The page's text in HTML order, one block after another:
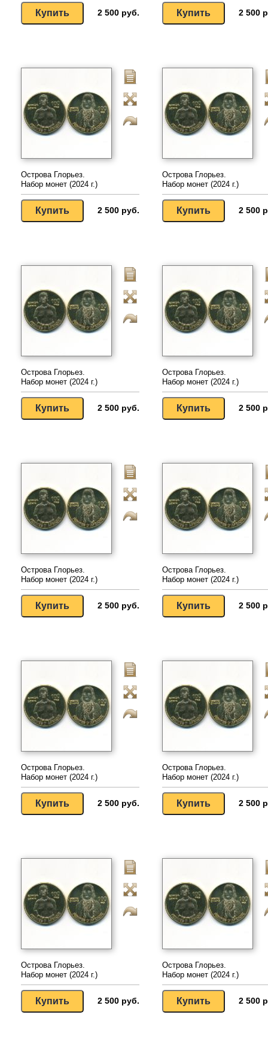
2 500 руб. 2 500
Острова Глорьез.
Набор монет (2024 г.)
2 500 руб.
Острова Глорьез.
Набор монет (2024 г.)
2 500
Острова Глорьез.
Набор монет (2024 г.)
2 500 руб.
Острова Глорьез.
Набор монет (2024 г.)
2 500
Острова Глорьез.
Набор монет (2024 г.)
2 500 руб.
Острова Глорьез.
Набор монет (2024 г.)
2 500
Острова Глорьез.
Набор монет (2024 г.)
2 500 руб.
Острова Глорьез.
Набор монет (2024 г.)
2 500
Острова Глорьез.
Набор монет (2024 г.)
2 500 руб.
Острова Глорьез.
Набор монет (2024 г.)
2 500